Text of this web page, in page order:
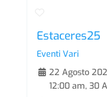
Estaceres25
Eventi Vari
22 Agosto
12:00 am, 30